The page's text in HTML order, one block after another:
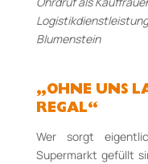
Blumenstein
„OHNE UNS
REGAL“
Wer sorgt
Supermarkt gefüllt